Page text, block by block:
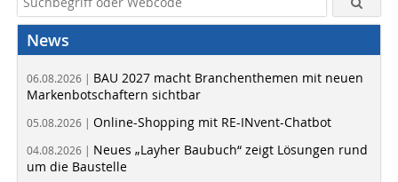
News
06.08.2026 | BAU 2027 macht Branchenthemen mit neuen
Markenbotschaftern sichtbar
05.08.2026 | Online-Shopping mit RE-INvent-Chatbot
04.08.2026 | Neues „Layher Baubuch“ zeigt Lösungen rund
um die Baustelle